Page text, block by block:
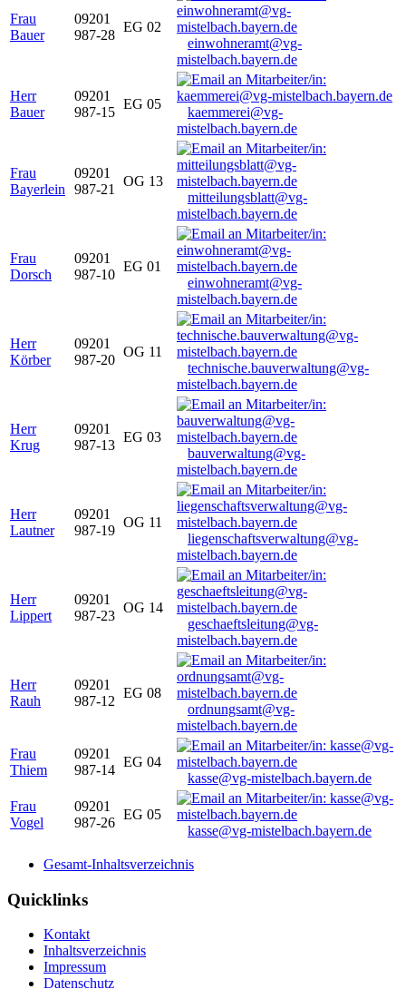
Frau
Bauer
09201
987-28
EG 02
einwohneramt@vg-
mistelbach.bayern.de
Herr
Bauer
09201
987-15
EG 05
kaemmerei@vg-
mistelbach.bayern.de
Frau
Bayerlein
09201
987-21
OG 13
mitteilungsblatt@vg-
mistelbach.bayern.de
Frau
Dorsch
09201
987-10
EG 01
einwohneramt@vg-
mistelbach.bayern.de
Herr
Körber
09201
987-20
OG 11
technische.bauverwaltung@vg-
mistelbach.bayern.de
Herr
Krug
09201
987-13
EG 03
bauverwaltung@vg-
mistelbach.bayern.de
Herr
Lautner
09201
987-19
OG 11
liegenschaftsverwaltung@vg-
mistelbach.bayern.de
Herr
Lippert
09201
987-23
OG 14
geschaeftsleitung@vg-
mistelbach.bayern.de
Herr
Rauh
09201
987-12
EG 08
ordnungsamt@vg-
mistelbach.bayern.de
Frau
Thiem
09201
987-14
EG 04
kasse@vg-mistelbach.bayern.de
Frau
Vogel
09201
987-26
EG 05
kasse@vg-mistelbach.bayern.de
Gesamt-Inhaltsverzeichnis
Quicklinks
Kontakt
Inhaltsverzeichnis
Impressum
Datenschutz